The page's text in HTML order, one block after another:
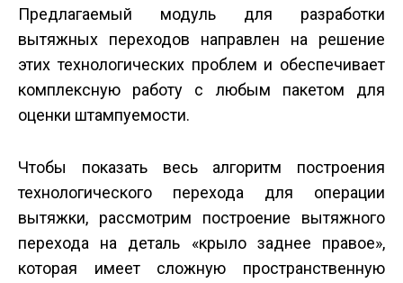
Предлагаемый модуль для разработки
вытяжных переходов направлен на решение
этих технологических проблем и обеспечивает
комплексную работу с любым пакетом для
оценки штампуемости.
Чтобы показать весь алгоритм построения
технологического перехода для операции
вытяжки, рассмотрим построение вытяжного
перехода на деталь «крыло заднее правое»,
которая имеет сложную пространственную